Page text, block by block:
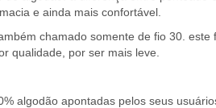
e ainda mais confortável.
chamado somente de fio 30.
qualidade, por ser mais leve.
algodão apontadas pelos seus